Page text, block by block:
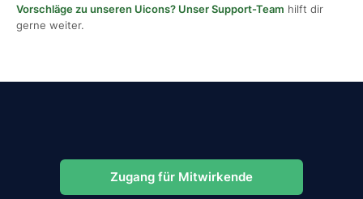
Vorschläge zu unseren Uicons? Unser Support-Team hilft dir
gerne weiter.
Zugang für Mitwirkende